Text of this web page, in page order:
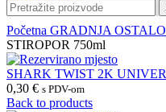
Početna GRADNJA OSTALO
STIROPOR 750ml
SHARK TWIST 2K
0,30 € s PDV-om
Back to products